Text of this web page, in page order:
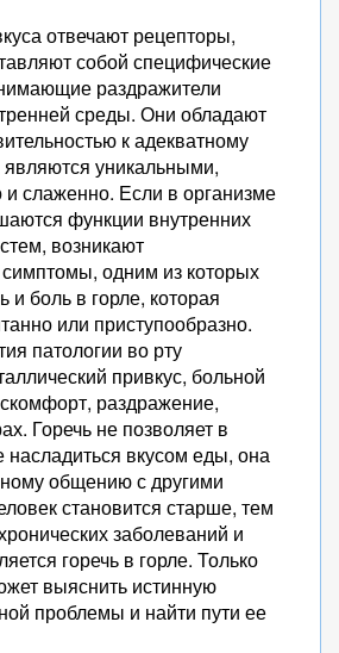
отвечают рецепторы,
собой специфические
раздражители
среды. Они обладают
к адекватному
уникальными,
и слаженно. Если в организме
функции внутренних
возникают
одним из которых
и боль в горле, которая
или приступообразно.
патологии во рту
привкус, больной
раздражение,
Горечь не позволяет в
вкусом еды, она
общению с другими
становится старше, тем
заболеваний и
горечь в горле. Только
выяснить истинную
проблемы и найти пути ее